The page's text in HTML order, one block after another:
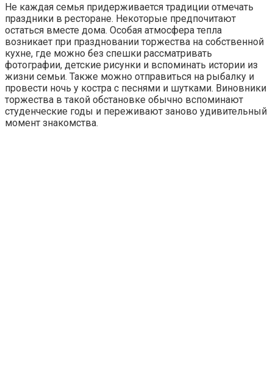
Не каждая семья придерживается традиции отмечать
праздники в ресторане. Некоторые предпочитают
остаться вместе дома. Особая атмосфера тепла
возникает при праздновании торжества на собственной
кухне, где можно без спешки рассматривать
фотографии, детские рисунки и вспоминать истории из
жизни семьи. Также можно отправиться на рыбалку и
провести ночь у костра с песнями и шутками. Виновники
торжества в такой обстановке обычно вспоминают
студенческие годы и переживают заново удивительный
момент знакомства.